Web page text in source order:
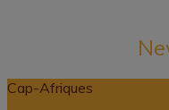
Cap-Afriques